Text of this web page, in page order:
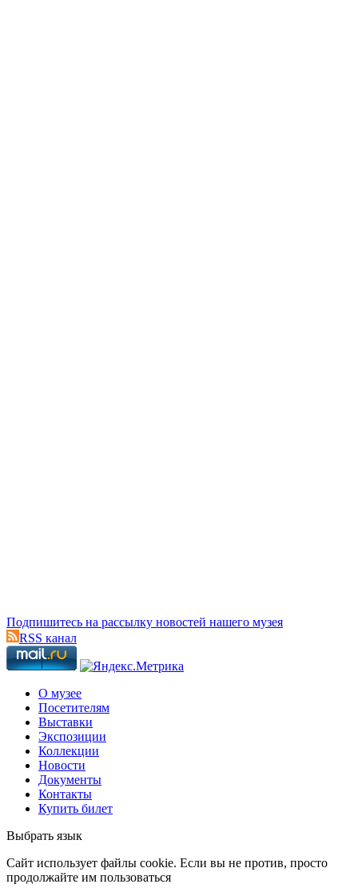
Подпишитесь на рассылку новостей нашего музея
RSS канал
О музее
Посетителям
Выставки
Экспозиции
Коллекции
Новости
Документы
Контакты
Купить билет
Выбрать язык
Cайт использует файлы cookie. Если вы не против, просто
продолжайте им пользоваться